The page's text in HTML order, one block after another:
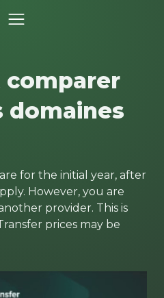
comparer
domaines
for the initial year, after
However, you are
provider. This is
prices may be